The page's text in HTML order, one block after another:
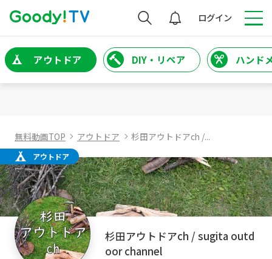
検索 ログイン
アウトドア DIY・リペア ハンド
無料動画TOP アウトドア 杉田アウトドアch /...
アウトドア
杉田アウトドアch / sugita outd
oor channel